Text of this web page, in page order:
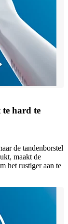
hard te
de tandenborstel
maakt de
het rustiger aan te